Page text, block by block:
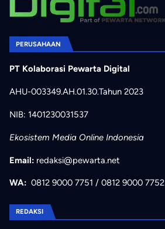
PERUSAHAAN
PT Kolaborasi Pewarta Digital
AHU-003349.AH.01.30.Tahun 2023
NIB: 1401230031537
Ekosistem Media Online Indonesia
Email: redaksi@pewarta.net
WA: 0812 9000 7751 / 0812 9000 7752
REDAKSI